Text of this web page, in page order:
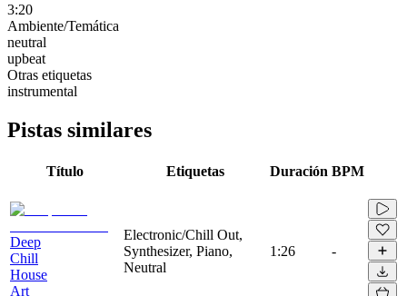
3:20
Ambiente/Temática
neutral
upbeat
Otras etiquetas
instrumental
Pistas similares
Título Etiquetas Duración BPM
Deep
Chill
House
Art
Electronic/Chill Out,
Synthesizer, Piano,
Neutral
1:26 -